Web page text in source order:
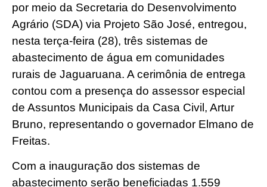
por meio da Secretaria do Desenvolvimento
Agrário (SDA) via Projeto São José, entregou,
nesta terça-feira (28), três sistemas de
abastecimento de água em comunidades
rurais de Jaguaruana. A cerimônia de entrega
contou com a presença do assessor especial
de Assuntos Municipais da Casa Civil, Artur
Bruno, representando o governador Elmano de
Freitas.
Com a inauguração dos sistemas de
abastecimento serão beneficiadas 1.559